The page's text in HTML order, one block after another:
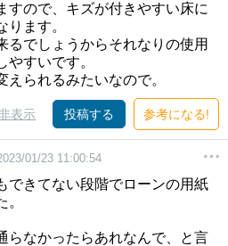
すので、キズが付きやすい床に
ます。
るでしょうからそれなりの使用
すいです。
られるみたいなので。
表示 投稿する 参考になる!
01/23 11:00:54
できてない段階でローンの用紙
らなかったらあれなんで、と言